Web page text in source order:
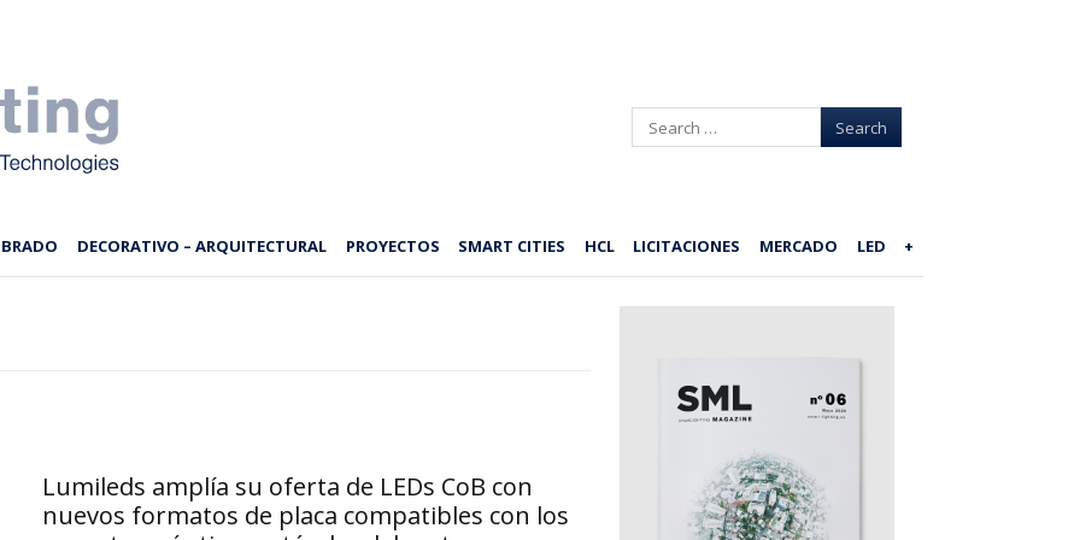
Search
DECORATIVO – ARQUITECTURAL PROYECTOS SMART CITIES HCL LICITACIONES MERCADO LED +
Lumileds amplía su oferta de LEDs CoB con
nuevos formatos de placa compatibles con los